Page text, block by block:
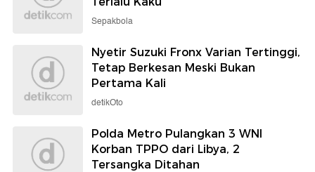
Sepakbola
Nyetir Suzuki Fronx Varian Tertinggi,
Tetap Berkesan Meski Bukan
Pertama Kali
detikOto
Polda Metro Pulangkan 3 WNI
Korban TPPO dari Libya, 2
Tersangka Ditahan